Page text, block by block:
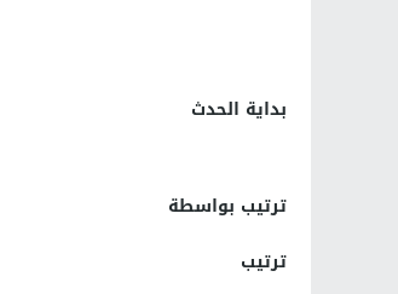
بداية الحدث
ترتيب بواسطة
ترتيب